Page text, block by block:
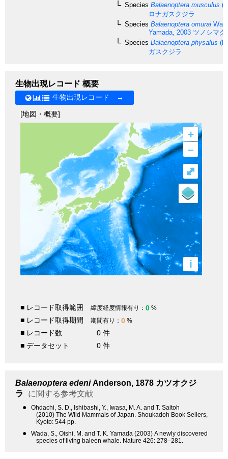
Species Balaenoptera musculus
ロナガスクジラ
Species Balaenoptera omurai
Yamada, 2003 ツノシマク
Species Balaenoptera physalus
ガスクジラ
生物出現レコード 概要
生物出現レコード →
[地図・概要]
+
–
i
⤢
■ レコード取得範囲 緯度経度情報有り： 0 %
■ レコード取得期間 期間有り： 0 %
■ レコード数
0 件
■ データセット
0 件
Balaenoptera edeniAnderson, 1878 カツオクジ
ラ
に関する参考文献
●
Ohdachi, S. D., Ishibashi, Y., Iwasa, M. A. and T. Saitoh
(2010) The Wild Mammals of Japan. Shoukadoh Book Sellers,
Kyoto: 544 pp.
●
Wada, S., Oishi, M. and T. K. Yamada (2003) A newly discovered
species of living baleen whale. Nature 426: 278–281.